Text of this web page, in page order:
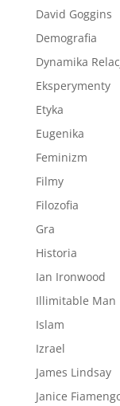
David Goggins
Demografia
Dynamika
Eksperymenty
Etyka
Eugenika
Feminizm
Filmy
Filozofia
Gra
Historia
Ian Ironwood
Illimitable Man
Islam
Izrael
James Lindsay
Janice